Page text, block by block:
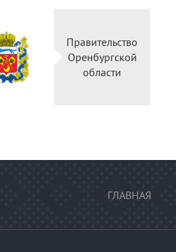
Правительство
Оренбургской
области
ГЛАВНАЯ